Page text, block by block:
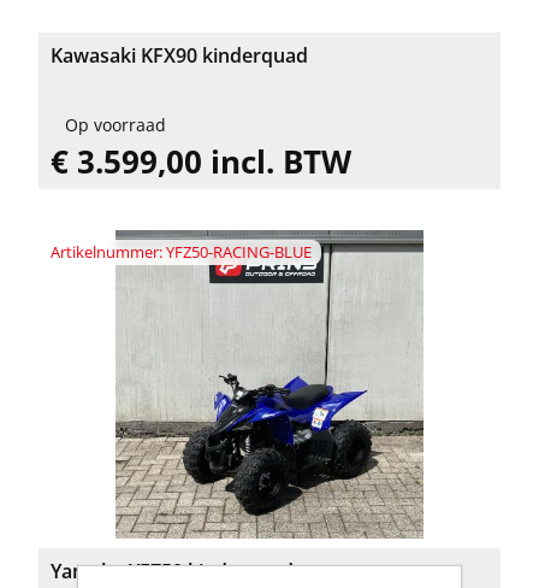
Kawasaki KFX90 kinderquad
Op voorraad
€ 3.599,00 incl. BTW
Artikelnummer: YFZ50-RACING-BLUE
Yamaha YFZ50 kinderquad